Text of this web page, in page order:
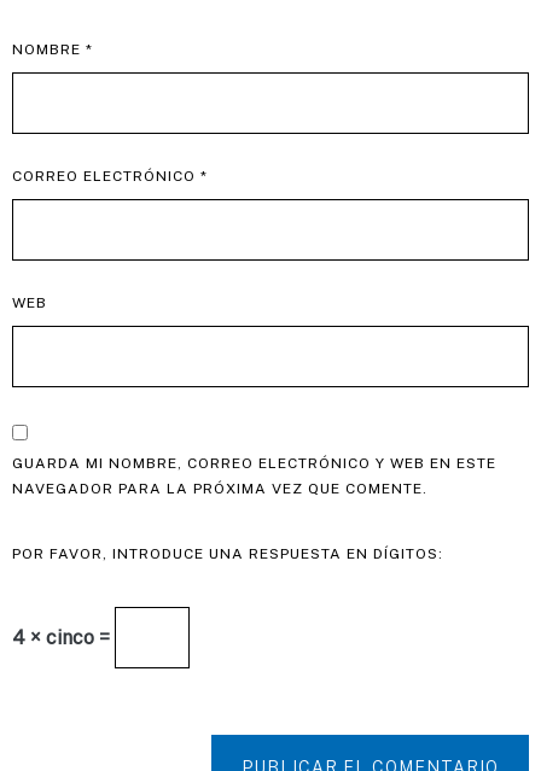
NOMBRE *
CORREO ELECTRÓNICO *
WEB
GUARDA MI NOMBRE, CORREO ELECTRÓNICO Y WEB EN ESTE
NAVEGADOR PARA LA PRÓXIMA VEZ QUE COMENTE.
POR FAVOR, INTRODUCE UNA RESPUESTA EN DÍGITOS:
4 × cinco =
PUBLICAR EL COMENTARIO